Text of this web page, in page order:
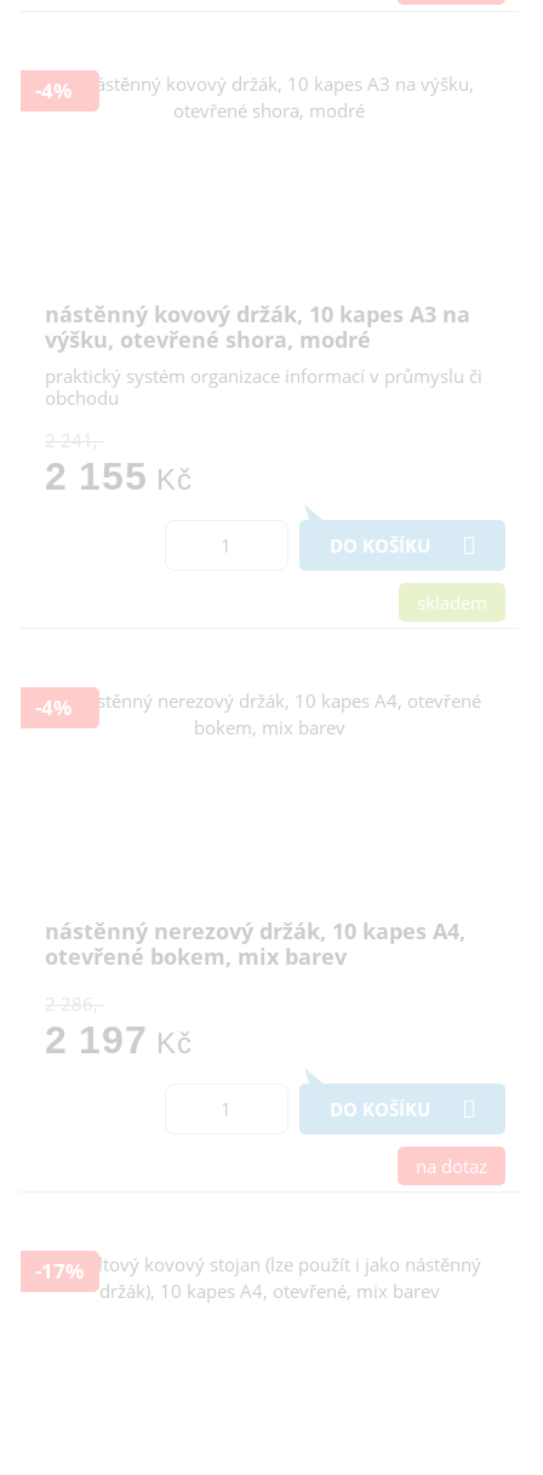
-4%
nástěnný kovový držák, 10 kapes A3 na
výšku, otevřené shora, modré
praktický systém organizace informací v průmyslu či
obchodu
2 241,-
2 155 Kč
DO KOŠÍKU
skladem
-4%
nástěnný nerezový držák, 10 kapes A4,
otevřené bokem, mix barev
2 286,-
2 197 Kč
DO KOŠÍKU
na dotaz
-17%